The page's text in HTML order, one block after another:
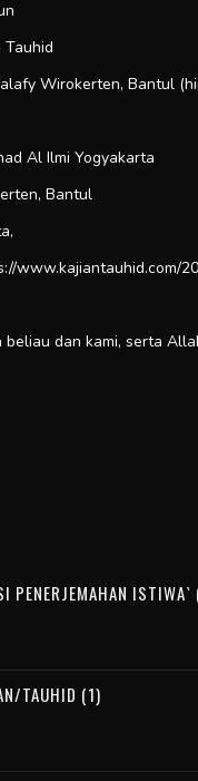
Tauhid
Wirokerten, Bantul
Al Ilmi Yogyakarta
Bantul
www.kajiantauhid.com/
dan kami, serta
PENERJEMAHAN
TAUHID (1)